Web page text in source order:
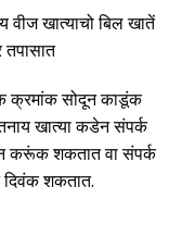
वीज खात्याचो बिल खातें
तपासात
क्रमांक सोदून काडूंक
खात्या कडेन संपर्क
करूंक शकतात वा संपर्क
शकतात.